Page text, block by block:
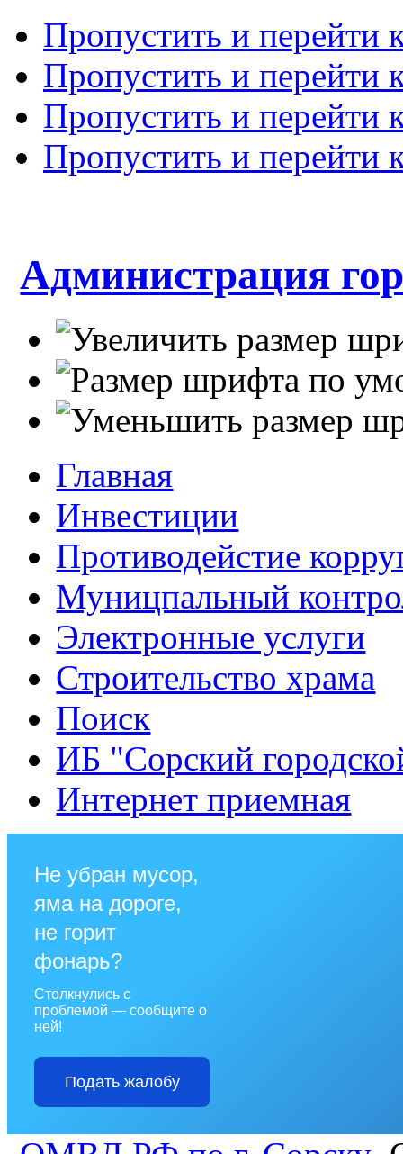
Пропустить и перейти
Пропустить и перейти
Пропустить и перейти
Пропустить и перейти
Администрация
Главная
Инвестиции
Противодейстие
Муницпальный
Электронные услуги
Строительство храма
Поиск
ИБ "Сорский
Интернет приемная
Не убран мусор,
яма на дороге,
не горит
фонарь?
Столкнулись с
проблемой — сообщите о
ней!
Подать жалобу